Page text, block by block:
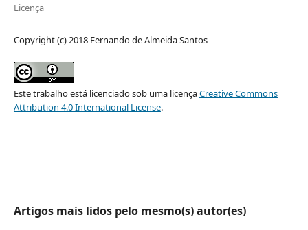
Licença
Copyright (c) 2018 Fernando de Almeida Santos
Este trabalho está licenciado sob uma licençaCreative Commons
Attribution 4.0 International License.
Artigos mais lidos pelo mesmo(s) autor(es)